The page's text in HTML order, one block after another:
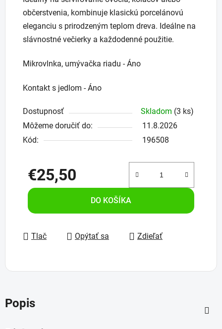
občerstvenia, kombinuje klasickú porcelánovú
eleganciu s prirodzeným teplom dreva. Ideálne na
slávnostné večierky a každodenné použitie.
Mikrovlnka, umývačka riadu - Áno
Kontakt s jedlom - Áno
Dostupnosť Skladom (3 ks)
Môžeme doručiť do:
11.8.2026
Kód:
196508
€25,50
Jednotková cena:
DO KOŠÍKA
Tlač Opýtať sa Zdieľať
Popis